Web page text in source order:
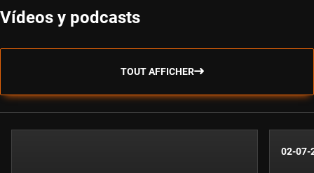
Vídeos y podcasts
TOUT AFFICHER
02-07-